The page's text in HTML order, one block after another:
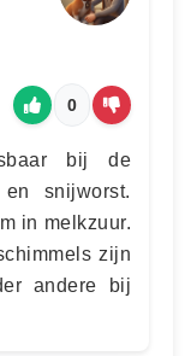
0
bij de
snijworst.
in melkzuur.
zijn
andere bij